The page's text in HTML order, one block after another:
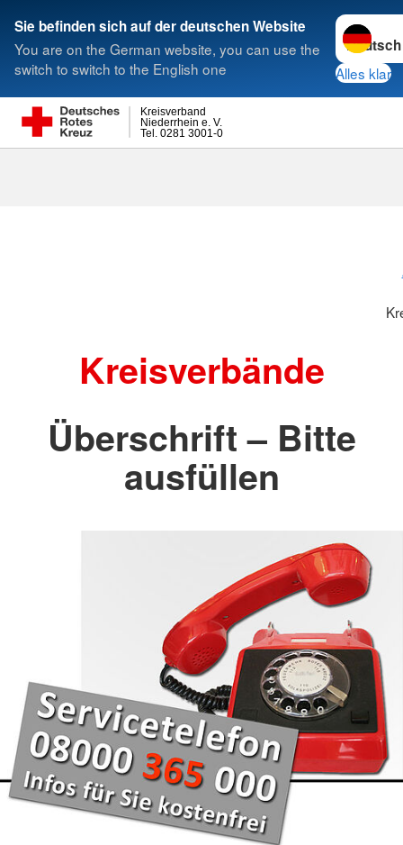
Sie befinden sich auf der deutschen Website
You are on the German website, you can use the
switch to switch to the English one
Sprache
Alles klar
Tel. 0281 3001-0
Niederrhein e. V.
Kreisverband
Suche
Kreisverbände
Überschrift – Bitte
ausfüllen